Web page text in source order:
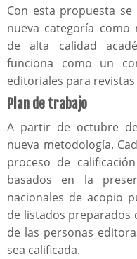
Con esta propuesta
nueva categoría como
de alta calidad
funciona como un
editoriales para
Plan de trabajo
A partir de octubre
nueva metodología.
proceso de
basados en la
nacionales de acopio
de listados preparados
de las personas
sea calificada.